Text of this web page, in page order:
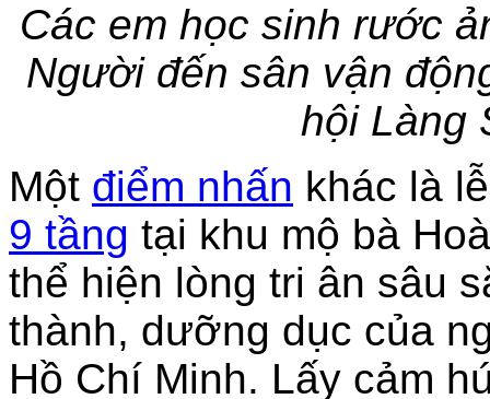
Các em học sinh rước
Người đến sân vận
hội Làng
Một điểm nhấn khác là
9 tầng tại khu mộ bà
thể hiện lòng tri ân sâu
thành, dưỡng dục của
Hồ Chí Minh. Lấy cảm